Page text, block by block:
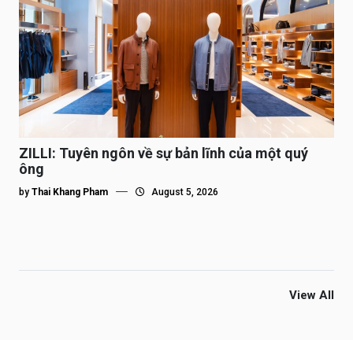
ZILLI: Tuyên ngôn về sự bản lĩnh của một quý
ông
by Thai Khang Pham August 5, 2026
View All